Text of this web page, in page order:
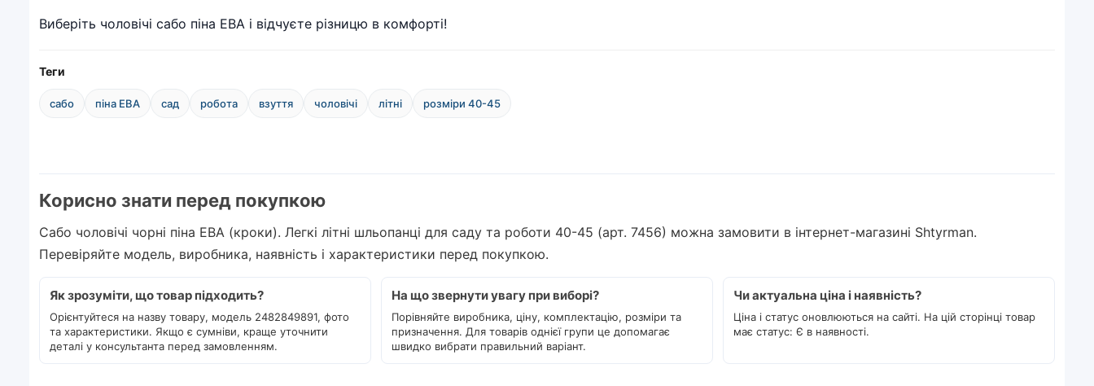
Виберіть чоловічі сабо піна ЕВА і відчуєте різницю в комфорті!
Теги
сабо піна ЕВА сад робота взуття чоловічі літні розміри 40-45
Корисно знати перед покупкою
Сабо чоловічі чорні піна ЕВА (кроки). Легкі літні шльопанці для саду та роботи 40-45 (арт. 7456) можна замовити в інтернет-магазині Shtyrman.
Перевіряйте модель, виробника, наявність і характеристики перед покупкою.
Як зрозуміти, що товар підходить?
Орієнтуйтеся на назву товару, модель 2482849891, фото
та характеристики. Якщо є сумніви, краще уточнити
деталі у консультанта перед замовленням.
На що звернути увагу при виборі?
Порівняйте виробника, ціну, комплектацію, розміри та
призначення. Для товарів однієї групи це допомагає
швидко вибрати правильний варіант.
Чи актуальна ціна і наявність?
Ціна і статус оновлюються на сайті. На цій сторінці товар
має статус: Є в наявності.